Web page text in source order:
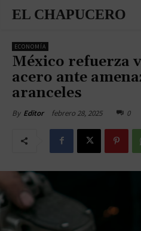
EL CHAPUCERO
ECONOMÍA
México refuerza
acero ante
aranceles
By Editor febrero 28, 2025 0